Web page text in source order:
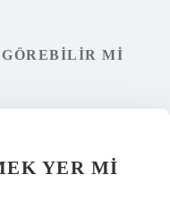
MI
YER MI